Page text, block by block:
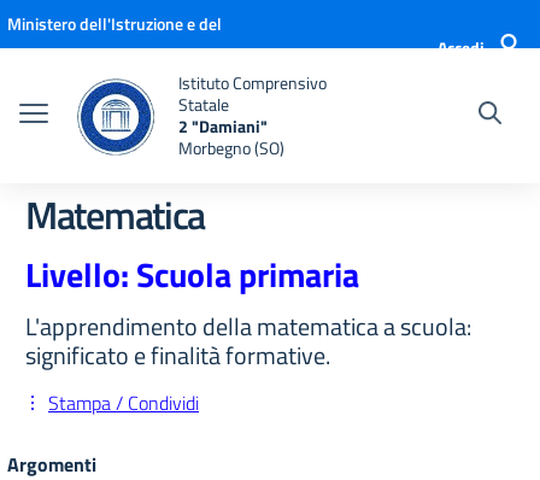
Vai ai contenuti
Vai al menu di navigazione
Vai al footer
Ministero dell'Istruzione e del
Accedi
Istituto Comprensivo
Statale
2 "Damiani"
Morbegno (SO)
Matematica
Livello: Scuola primaria
L'apprendimento della matematica a scuola:
significato e finalità formative.
Stampa / Condividi
Argomenti